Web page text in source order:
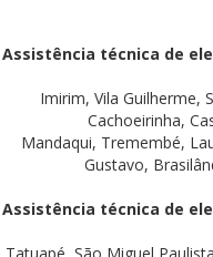
Assistência técnica de
Imirim, Vila Guilherme,
Cachoeirinha,
Mandaqui, Tremembé,
Gustavo,
Assistência técnica de